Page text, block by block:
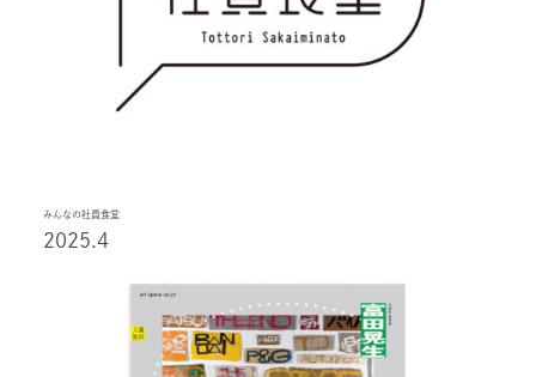
みんなの社員食堂
2025.4